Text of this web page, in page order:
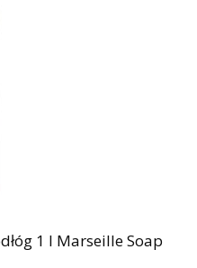
1 l Marseille Soap